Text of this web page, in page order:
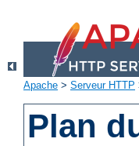
Apache > Serveur HTTP
Plan